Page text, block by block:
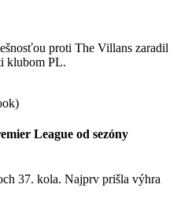
proti The Villans zaradil
klubom PL.
League od sezóny
37. kola. Najprv prišla výhra